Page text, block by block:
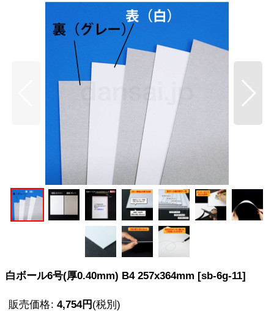
白ボール6号(厚0.40mm) B4 257x364mm [sb-6g-11]
販売価格: 4,754円(税別)